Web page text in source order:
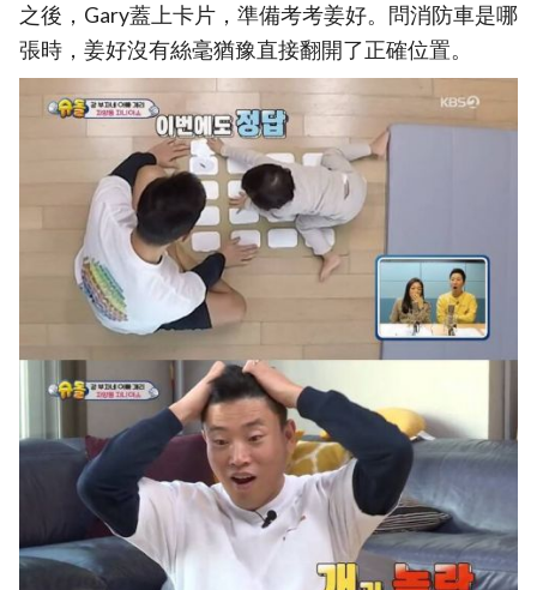
之後，Gary蓋上卡片，準備考考姜好。問消防車是哪
張時，姜好沒有絲毫猶豫直接翻開了正確位置。